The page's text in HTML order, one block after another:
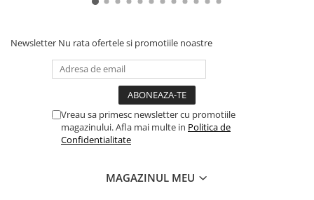
Star Wars figurine
Marvel Univers
Figurine diverse
Newsletter Nu rata ofertele si promotiile noastre
Vreau sa primesc newsletter cu promotiile
magazinului. Afla mai multe in Politica de
Confidentialitate
MAGAZINUL MEU